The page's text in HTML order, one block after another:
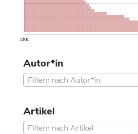
1300
Autor*in
Filtern nach Autor*in
Artikel
Filtern nach Artikel